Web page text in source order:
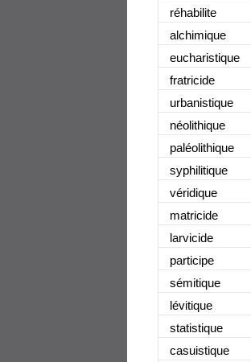
réhabilite
alchimique
eucharistique
fratricide
urbanistique
néolithique
paléolithique
syphilitique
véridique
matricide
larvicide
participe
sémitique
lévitique
statistique
casuistique